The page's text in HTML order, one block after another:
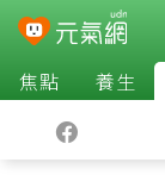
焦點 養生